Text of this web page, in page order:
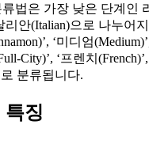
법은 가장 낮은 단계인
안(Italian)으로 나누어지
‘미디엄
City)’, ‘프렌치
분류됩니다.
특징